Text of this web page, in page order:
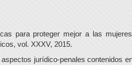
para proteger mejor a las
vol. XXXV, 2015.
jurídico-penales contenidos